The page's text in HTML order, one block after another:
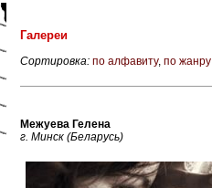
Галереи
Сортировка: по алфавиту, по
Межуева Гелена
г. Минск (Беларусь)